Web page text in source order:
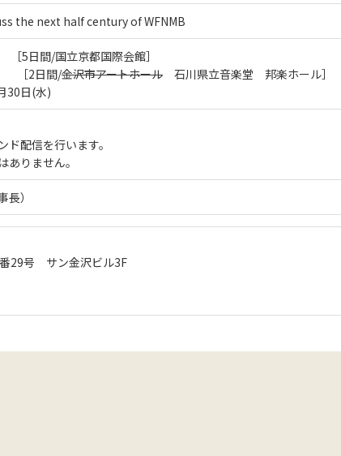
the next half century of WFNMB
5日間/国立京都国際会館］
［2日間/金沢市アートホール 石川県立音楽堂 邦楽ホール］
30日(水)
配信を行います。
りません。
）
29号 サン金沢ビル3F